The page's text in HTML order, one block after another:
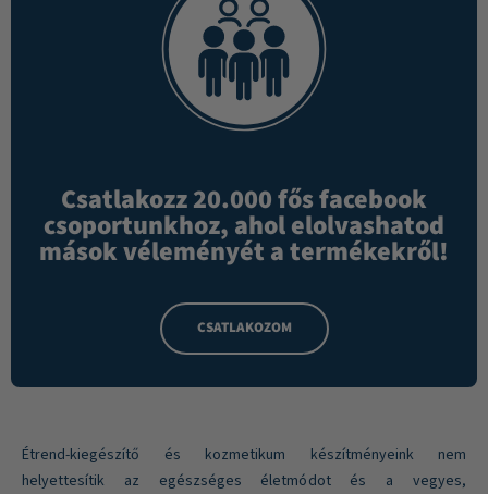
Csatlakozz 20.000 fős facebook
csoportunkhoz, ahol elolvashatod
mások véleményét a termékekről!
CSATLAKOZOM
Étrend-kiegészítő és kozmetikum készítményeink nem
helyettesítik az egészséges életmódot és a vegyes,